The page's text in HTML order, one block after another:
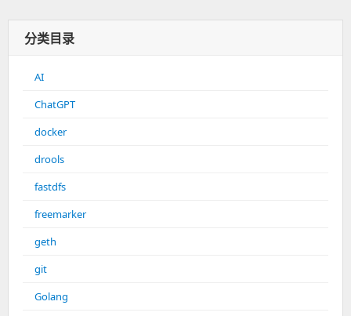
分类目录
AI
ChatGPT
docker
drools
fastdfs
freemarker
geth
git
Golang